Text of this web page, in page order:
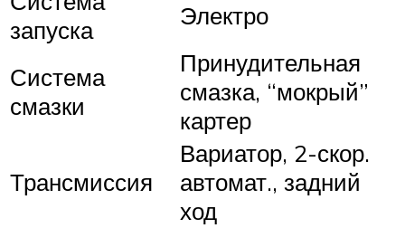
запуска
Электро
Система
смазки
Принудительная
смазка, “мокрый”
картер
Трансмиссия
Вариатор, 2-скор.
автомат., задний
ход